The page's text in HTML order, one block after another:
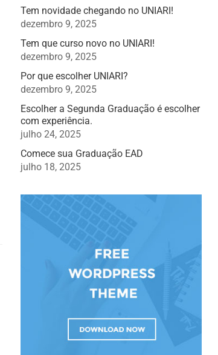
Tem novidade chegando no UNIARI!
dezembro 9, 2025
Tem que curso novo no UNIARI!
dezembro 9, 2025
Por que escolher UNIARI?
dezembro 9, 2025
Escolher a Segunda Graduação é escolher
com experiência.
julho 24, 2025
Comece sua Graduação EAD
julho 18, 2025